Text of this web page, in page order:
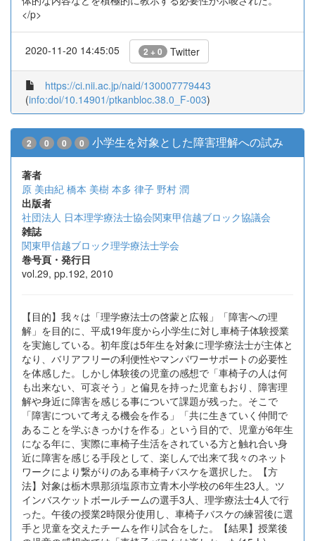
</p>
2020-11-20 14:45:05 2 + 0 Twitter
https://ci.nii.ac.jp/naid/130007779443
(info:doi/10.14901/ptkanbloc.38.0_F-003)
2 0 0 0 小学生を対象とした障害理解への試み
著者
原 美由紀 橋本 美樹 本多 律子 野村 潤
出版者
社団法人 日本理学療法士協会関東甲信越ブロック協議会
雑誌
関東甲信越ブロック理学療法士学会
巻号頁・発行日
vol.29, pp.192, 2010
【目的】我々は「理学療法士の啓蒙と広報」「障害への理
解」を目的に、平成19年度から小学生に対し車椅子体験授業
を実施している。初年度は5年生を対象に理学療法士が主体と
なり、バリアフリーの利便性やマンパワーサポートの必要性
を体感した。しかし体験後の児童の感想で「車椅子の人は何
も出来ない、可哀そう」と偏見を持った児童もおり、障害理
解や身近に障害を感じる事について課題が残った。そこで
「障害について考える機会を作る」「共に生きていく仲間で
あることを学ぶきっかけを作る」という目的で、児童が6年生
になる年に、実際に車椅子生活をされている方と触れ合い身
近に障害を感じる手段として、楽しんで出来て我々のネット
ワークにより繋がりのある車椅子バスケを選択した。【方
法】対象は栃木県那須塩原市立青木小学校の6年生23人。ツ
インバスケットボールチームの選手3人、理学療法士4人で行
った。午後の授業2時限分使用し、車椅子バスケの練習後に選
手と児童を交えたチームを作り試合をした。【結果】授業後